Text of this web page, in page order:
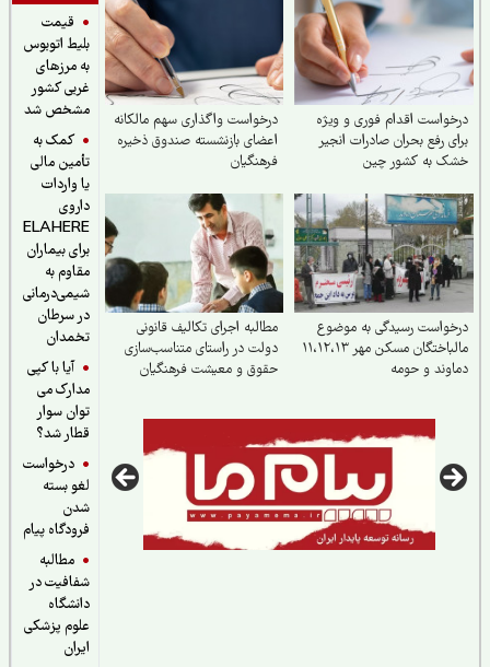
قیمت
بلیط اتوبوس
به مرزهای
غربی کشور
مشخص شد
کمک به
تأمین مالی
یا واردات
ELAHERE
برای بیماران
مقاوم به
شیمی‌درمانی
در سرطان
تخمدان
آیا با کپی
مدارک می
توان سوار
قطار شد؟
درخواست
لغو بسته
فرودگاه پیام
مطالبه
شفافیت در
دانشگاه
علوم پزشکی
اقدام فوری و ویژه
رفع بحران صادرات انجیر
به کشور چین
درخواست واگذاری سهم مالکانه
اعضای بازنشسته صندوق ذخیره
فرهنگیان
رسیدگی به موضوع
مالباختگان مسکن مهر ۱۱،۱۲،۱۳
و حومه
مطالبه اجرای تکالیف قانونی
دولت در راستای متناسب‌سازی
حقوق و معیشت فرهنگیان